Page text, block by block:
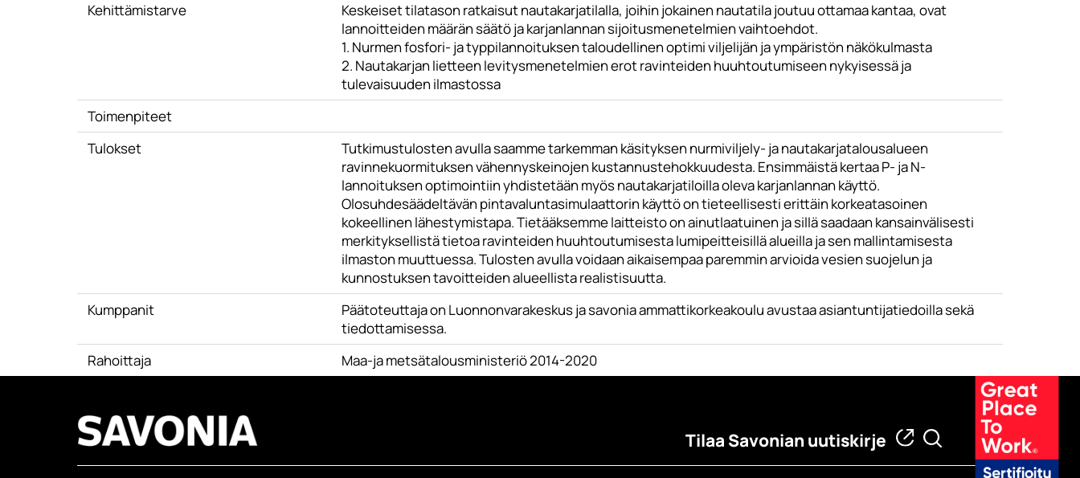
Kehittämistarve
Keskeiset tilatason ratkaisut nautakarjatilalla, joihin jokainen nautatila joutuu ottamaa kantaa, ovat
lannoitteiden määrän säätö ja karjanlannan sijoitusmenetelmien vaihtoehdot.
1. Nurmen fosfori- ja typpilannoituksen taloudellinen optimi viljelijän ja ympäristön näkökulmasta
2. Nautakarjan lietteen levitysmenetelmien erot ravinteiden huuhtoutumiseen nykyisessä ja
tulevaisuuden ilmastossa
Toimenpiteet
Tulokset
Tutkimustulosten avulla saamme tarkemman käsityksen nurmiviljely- ja nautakarjatalousalueen
ravinnekuormituksen vähennyskeinojen kustannustehokkuudesta. Ensimmäistä kertaa P- ja N-
lannoituksen optimointiin yhdistetään myös nautakarjatiloilla oleva karjanlannan käyttö.
Olosuhdesäädeltävän pintavaluntasimulaattorin käyttö on tieteellisesti erittäin korkeatasoinen
kokeellinen lähestymistapa. Tietääksemme laitteisto on ainutlaatuinen ja sillä saadaan kansainvälisesti
merkityksellistä tietoa ravinteiden huuhtoutumisesta lumipeitteisillä alueilla ja sen mallintamisesta
ilmaston muuttuessa. Tulosten avulla voidaan aikaisempaa paremmin arvioida vesien suojelun ja
kunnostuksen tavoitteiden alueellista realistisuutta.
Kumppanit
Päätoteuttaja on Luonnonvarakeskus ja savonia ammattikorkeakoulu avustaa asiantuntijatiedoilla sekä
tiedottamisessa.
Rahoittaja
Maa-ja metsätalousministeriö 2014-2020
Tilaa Savonian uutiskirje